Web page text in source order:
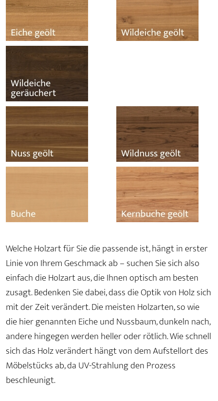
Welche Holzart für Sie die passende ist, hängt in erster
Linie von Ihrem Geschmack ab – suchen Sie sich also
einfach die Holzart aus, die Ihnen optisch am besten
zusagt. Bedenken Sie dabei, dass die Optik von Holz sich
mit der Zeit verändert. Die meisten Holzarten, so wie
die hier genannten Eiche und Nussbaum, dunkeln nach,
andere hingegen werden heller oder rötlich. Wie schnell
sich das Holz verändert hängt von dem Aufstellort des
Möbelstücks ab, da UV-Strahlung den Prozess
beschleunigt.